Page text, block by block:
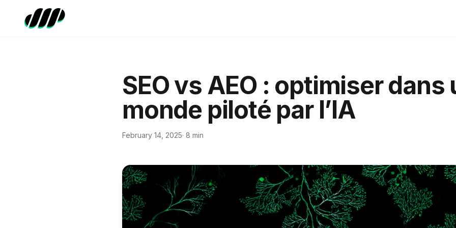
SEO vs AEO : optimiser dans
monde piloté par l’IA
February 14, 2025· 8 min